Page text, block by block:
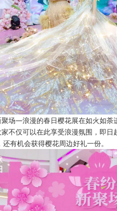
场—浪漫的春日樱花展在如火如
不仅可以在此享受浪漫氛围，即
有机会获得樱花周边好礼一份。